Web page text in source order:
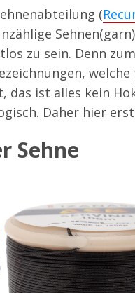
(
zu sein. Denn
das ist alles kein
Daher hier
Sehne